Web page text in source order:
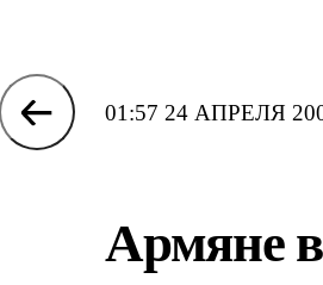
01:57 24 АПРЕЛЯ
Армяне